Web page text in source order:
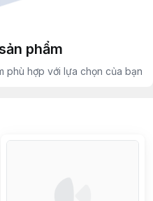
phẩm
phù hợp với lựa chọn của bạn